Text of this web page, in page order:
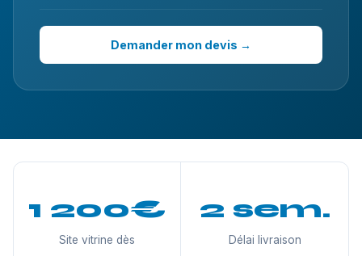
Demander mon devis →
1 200€
Site vitrine dès
2 sem.
Délai livraison